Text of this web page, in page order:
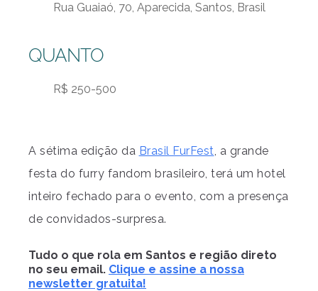
Rua Guaiaó, 70, Aparecida, Santos, Brasil
QUANTO
R$ 250-500
A sétima edição da Brasil FurFest, a grande
festa do furry fandom brasileiro, terá um hotel
inteiro fechado para o evento, com a presença
de convidados-surpresa.
Tudo o que rola em Santos e região direto
no seu email. Clique e assine a nossa
newsletter gratuita!